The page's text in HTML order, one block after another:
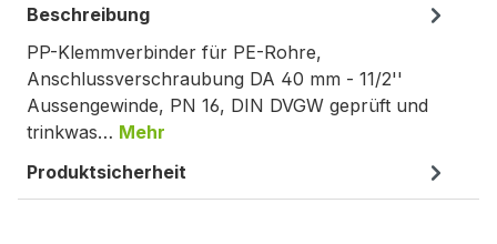
Beschreibung
PP-Klemmverbinder für PE-Rohre,
Anschlussverschraubung DA 40 mm - 11/2''
Aussengewinde, PN 16, DIN DVGW geprüft und
trinkwas… Mehr
Produktsicherheit